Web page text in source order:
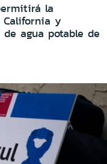
la
California y
agua potable de